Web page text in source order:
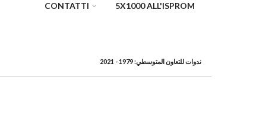
5X1000 ALL'ISPROM
CONTATTI
BREADCRUMB
ندوات للتعاون المتوسطي: 1979 - 2021